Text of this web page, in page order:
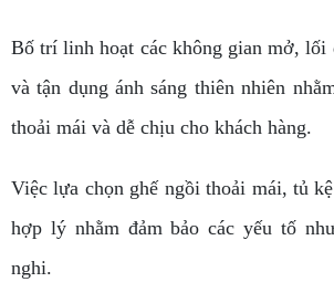
Bố trí linh hoạt các không gian mở, lối
và tận dụng ánh sáng thiên nhiên
thoải mái và dễ chịu cho khách hàng.
Việc lựa chọn ghế ngồi thoải mái, tủ
hợp lý nhằm đảm bảo các yếu tố
nghi.